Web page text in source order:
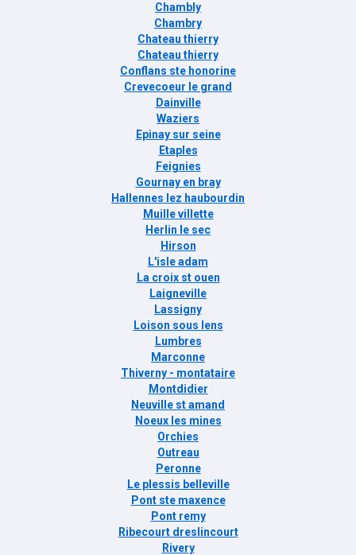
Chambly
Chambry
Chateau thierry
Chateau thierry
Conflans ste honorine
Crevecoeur le grand
Dainville
Waziers
Epinay sur seine
Etaples
Feignies
Gournay en bray
Hallennes lez haubourdin
Muille villette
Herlin le sec
Hirson
L'isle adam
La croix st ouen
Laigneville
Lassigny
Loison sous lens
Lumbres
Marconne
Thiverny - montataire
Montdidier
Neuville st amand
Noeux les mines
Orchies
Outreau
Peronne
Le plessis belleville
Pont ste maxence
Pont remy
Ribecourt dreslincourt
Rivery